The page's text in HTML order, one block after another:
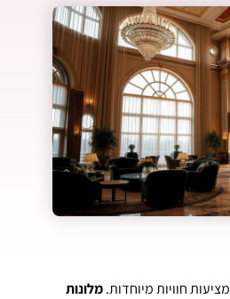
מציעות חוויות מיוחדות.מלונות